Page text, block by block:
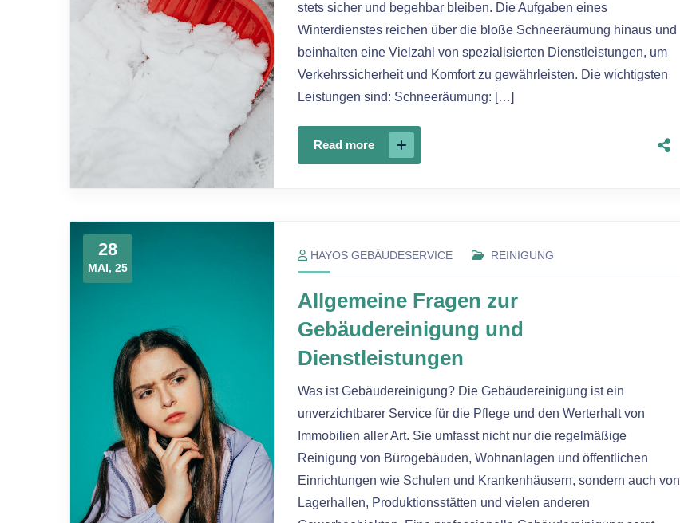
stets sicher und begehbar bleiben. Die Aufgaben eines
Winterdienstes reichen über die bloße Schneeräumung hinaus und
beinhalten eine Vielzahl von spezialisierten Dienstleistungen, um
Verkehrssicherheit und Komfort zu gewährleisten. Die wichtigsten
Leistungen sind: Schneeräumung: […]
Read more
28
MAI, 25
HAYOS GEBÄUDESERVICE REINIGUNG
Allgemeine Fragen zur
Gebäudereinigung und
Dienstleistungen
Was ist Gebäudereinigung? Die Gebäudereinigung ist ein
unverzichtbarer Service für die Pflege und den Werterhalt von
Immobilien aller Art. Sie umfasst nicht nur die regelmäßige
Reinigung von Bürogebäuden, Wohnanlagen und öffentlichen
Einrichtungen wie Schulen und Krankenhäusern, sondern auch von
Lagerhallen, Produktionsstätten und vielen anderen